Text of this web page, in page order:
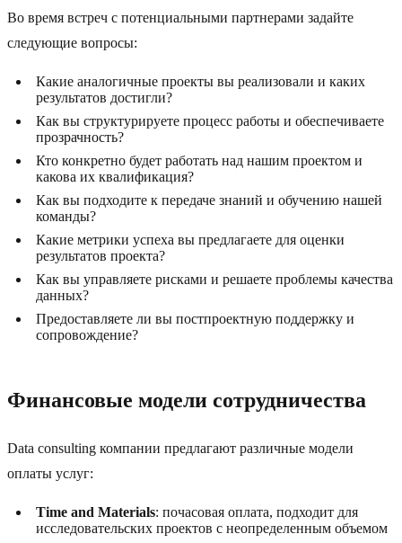
Во время встреч с потенциальными партнерами задайте
следующие вопросы:
Какие аналогичные проекты вы реализовали и каких
результатов достигли?
Как вы структурируете процесс работы и обеспечиваете
прозрачность?
Кто конкретно будет работать над нашим проектом и
какова их квалификация?
Как вы подходите к передаче знаний и обучению нашей
команды?
Какие метрики успеха вы предлагаете для оценки
результатов проекта?
Как вы управляете рисками и решаете проблемы качества
данных?
Предоставляете ли вы постпроектную поддержку и
сопровождение?
Финансовые модели сотрудничества
Data consulting компании предлагают различные модели
оплаты услуг:
Time and Materials: почасовая оплата, подходит для
исследовательских проектов с неопределенным объемом